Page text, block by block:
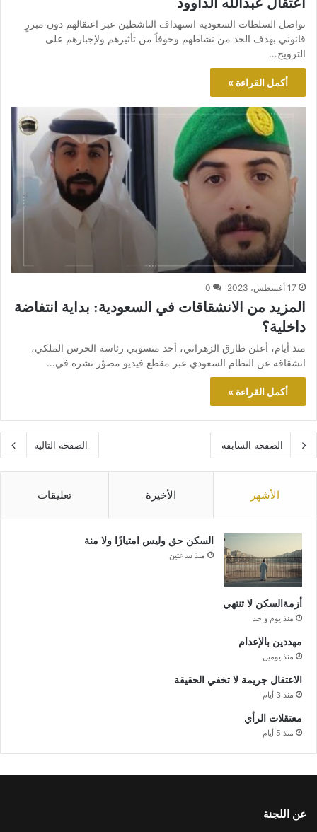
تواصل السلطات السعودية استهداف الناشطين عبر اعتقالهم دون مبررٍ
قانوني بهدف الحد من نشاطهم وخوفاً من تأثيرهم ولإجبارهم على
الترويج…
أكمل القراءة »
17 أغسطس، 2023 0
المزيد من الانشقاقات في السعودية: بداية انتفاضة
داخلية؟
منذ أيام، أعلن طارق الزهراني، أحد منسوبي رئاسة الحرس الملكي،
انشقاقه عن النظام السعودي عبر مقطع فيديو مصوّر نشره في…
أكمل القراءة »
الصفحة السابقة الصفحة التالية
الأشهر الأخيرة تعليقات
السكن حق وليس امتيازًا ولا منة
منذ ساعتين
أزمةالسكن لا تنتهي
منذ يوم واحد
مهددين بالإعدام
منذ يومين
الاعتقال جريمة لا تخفي الحقيقة
منذ 3 أيام
معتقلات الرأي
منذ 5 أيام
عن اللجنة